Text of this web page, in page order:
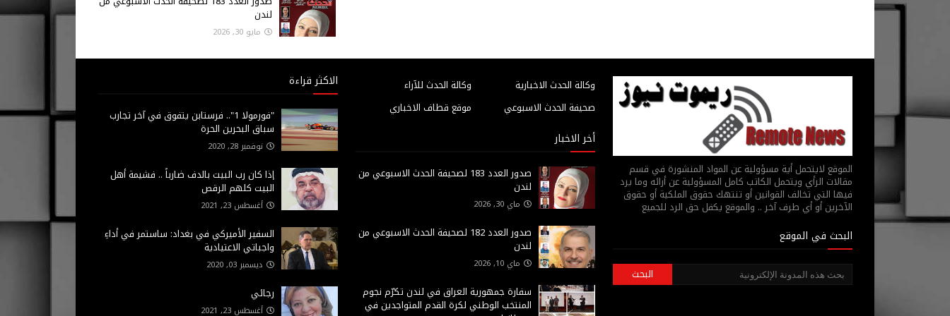
لندن
مايو 30, 2026
الموقع لايتحمل أية مسؤولية عن المواد المنشورة في قسم
مقالات الرأي ويتحمل الكاتب كامل المسؤولية عن أرائه وما يرد
فيها التي تخالف القوانين أو تنتهك حقوق الملكية أو حقوق
الآخرين أو أي طرف آخر .. والموقع يكفل حق الرد للجميع
البحث في الموقع
وكالة الحدث للآراء
وكالة الحدث الاخبارية
موقع قطاف الاخباري
صحيفة الحدث الاسبوعي
أخر الاخبار
صدور العدد 183 لصحيفة الحدث الاسبوعي من
لندن
ماي 30, 2026
صدور العدد 182 لصحيفة الحدث الاسبوعي من
لندن
ماي 10, 2026
سفارة جمهورية العراق في لندن تكرّم نجوم
المنتخب الوطني لكرة القدم المتواجدين في
الاكثر قراءة
"فورمولا 1".. فرستابن يتفوق في آخر تجارب
سباق البحرين الحرة
نوفمبر 28, 2020
إذا كان رب البيت بالدف ضارباً .. فشيمة أهل
البيت كلهم الرقص
أغسطس 23, 2021
السفير الأميركي في بغداد: ساستمر في أداءِ
واجباتي الاعتيادية
ديسمبر 03, 2020
رجائي
أغسطس 23, 2021